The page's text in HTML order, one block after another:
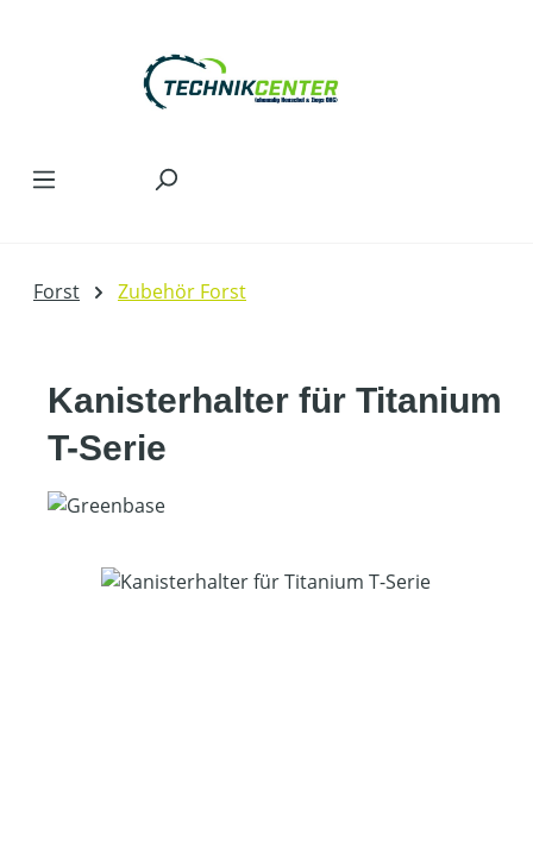
Forst Zubehör Forst
Kanisterhalter für Titanium
T-Serie
Bildergalerie überspringen